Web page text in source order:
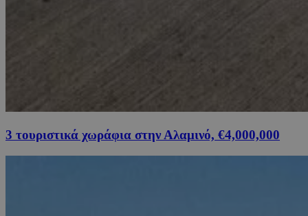
3 τουριστικά χωράφια στην Αλαμινό, €4,000,000